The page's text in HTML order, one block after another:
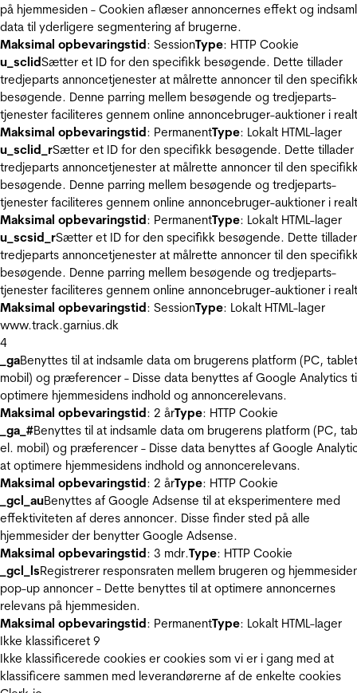
på hjemmesiden - Cookien aflæser annoncernes effekt og
data til yderligere segmentering af brugerne.
Maksimal opbevaringstid: SessionType: HTTP Cookie
u_sclidSætter et ID for den specifikk besøgende. Dette tillader
tredjeparts annoncetjenester at målrette annoncer til den
besøgende. Denne parring mellem besøgende og tredjeparts-
tjenester faciliteres gennem online annoncebruger-auktioner i
Maksimal opbevaringstid: PermanentType: Lokalt HTML-lager
u_sclid_rSætter et ID for den specifikk besøgende. Dette tillader
tredjeparts annoncetjenester at målrette annoncer til den
besøgende. Denne parring mellem besøgende og tredjeparts-
tjenester faciliteres gennem online annoncebruger-auktioner i
Maksimal opbevaringstid: PermanentType: Lokalt HTML-lager
u_scsid_rSætter et ID for den specifikk besøgende. Dette tillader
tredjeparts annoncetjenester at målrette annoncer til den
besøgende. Denne parring mellem besøgende og tredjeparts-
tjenester faciliteres gennem online annoncebruger-auktioner i
Maksimal opbevaringstid: SessionType: Lokalt HTML-lager
www.track.garnius.dk
4
_gaBenyttes til at indsamle data om brugerens platform (PC,
mobil) og præferencer - Disse data benyttes af Google Analytics
optimere hjemmesidens indhold og annoncerelevans.
Maksimal opbevaringstid: 2 årType: HTTP Cookie
_ga_#Benyttes til at indsamle data om brugerens platform (PC,
el. mobil) og præferencer - Disse data benyttes af Google
at optimere hjemmesidens indhold og annoncerelevans.
Maksimal opbevaringstid: 2 årType: HTTP Cookie
_gcl_auBenyttes af Google Adsense til at eksperimentere med
effektiviteten af deres annoncer. Disse finder sted på alle
hjemmesider der benytter Google Adsense.
Maksimal opbevaringstid: 3 mdr.Type: HTTP Cookie
_gcl_lsRegistrerer responsraten mellem brugeren og
pop-up annoncer - Dette benyttes til at optimere annoncernes
relevans på hjemmesiden.
Maksimal opbevaringstid: PermanentType: Lokalt HTML-lager
Ikke klassificeret 9
Ikke klassificerede cookies er cookies som vi er i gang med at
klassificere sammen med leverandørerne af de enkelte cookies